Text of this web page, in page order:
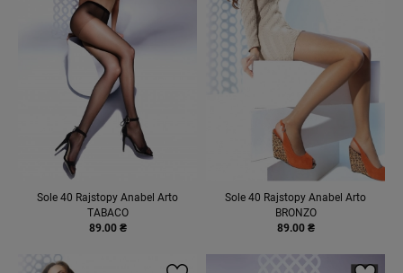
Sole 40 Rajstopy Anabel Arto
TABACO
89.00 ₴
Sole 40 Rajstopy Anabel Arto
BRONZO
89.00 ₴